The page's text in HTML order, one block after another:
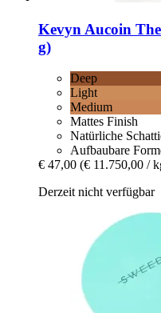
Kevyn Aucoin
g)
Deep
Light
Medium
Mattes Finish
Natürliche
Aufbaubare
€ 47,00 (€ 11.750,00 /
Derzeit nicht verfügbar